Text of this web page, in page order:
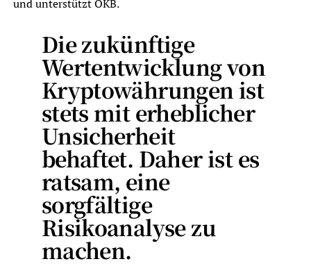
und unterstützt OKB.
Diezukünftige
Wertentwicklungvon
Kryptowährungen ist
stets mit erheblicher
Unsicherheit
behaftet. Daher ist es
ratsam, eine
sorgfältige
Risikoanalyse zu
machen.